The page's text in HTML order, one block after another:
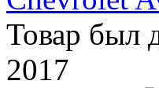
Товар был
2017